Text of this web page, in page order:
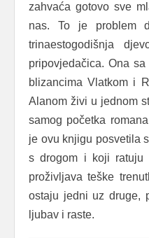
zahvaća gotovo sve
nas. To je problem
trinaestogodišnja
pripovjedačica. Ona
blizancima Vlatkom i
Alanom živi u jednom
samog početka
je ovu knjigu posvetila
s drogom i koji ratuju
proživljava teške
ostaju jedni uz druge,
ljubav i raste.